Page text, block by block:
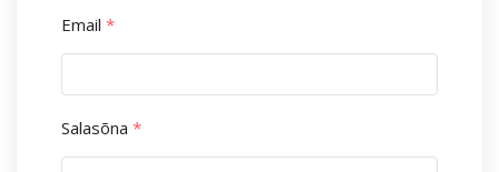
Email *
Salasõna *